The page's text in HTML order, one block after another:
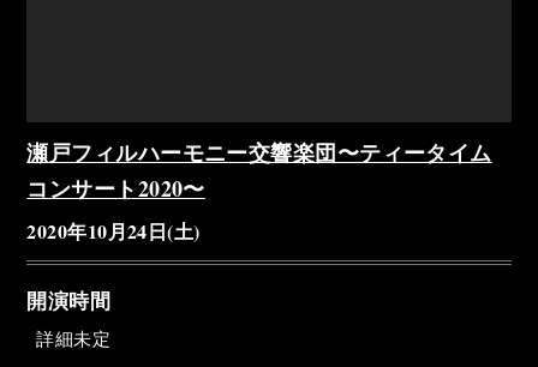
瀬戸フィルハーモニー交響楽団〜ティータイム
コンサート2020〜
2020年10月24日(土)
開演時間
詳細未定